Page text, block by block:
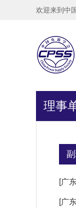
欢迎来到中
理事
[广
[广